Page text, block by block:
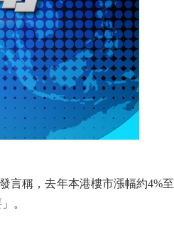
稱，去年本港樓市漲幅約4%
。